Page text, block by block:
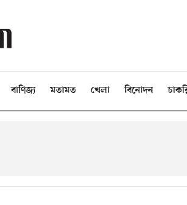
বাণিজ্য মতামত খেলা বিনোদন